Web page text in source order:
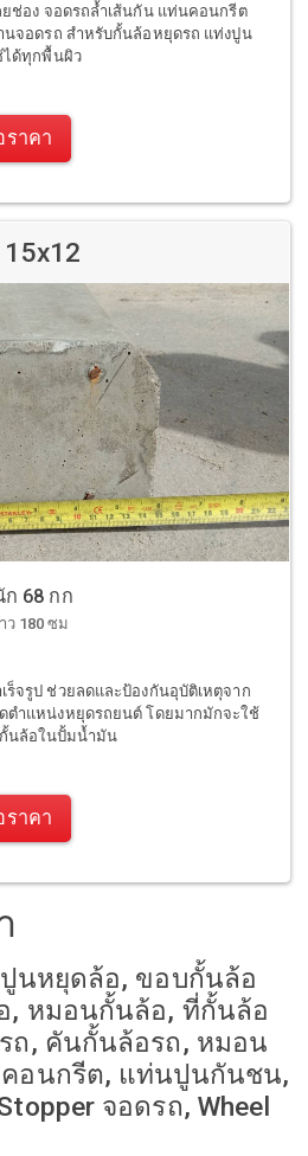
ช่อง จอดรถล้ำเส้นกัน แท่นคอนกรีต
นจอดรถ สำหรับกั้นล้อหยุดรถ แท่งปูน
ได้ทุกพื้นผิว
ราคา
ก 68 กก
ว 180 ซม
จรูป ช่วยลดและป้องกันอุบัติเหตุจาก
ตำแหน่งหยุดรถยนต์ โดยมากมักจะใช้
นล้อในปั้มน้ำมัน
ราคา
นหยุดล้อ, ขอบกั้นล้อ
, หมอนกั้นล้อ, ที่กั้นล้อ
ถ, คันกั้นล้อรถ, หมอน
อนกรีต, แท่นปูนกันชน,
จอดรถ, Wheel